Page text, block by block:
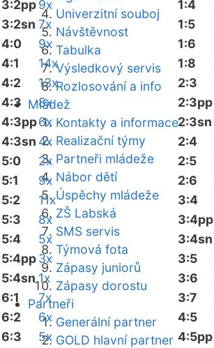
Univerzitní souboj
Návštěvnost
Tabulka
Výsledkový servis
Rozlosování a info
Mládež
Kontakty a informace
Realizační týmy
Partneři mládeže
Nábor dětí
Úspěchy mládeže
ZŠ Labská
SMS servis
Týmová fota
Zápasy juniorů
Zápasy dorostu
Partneři
Generální partner
GOLD hlavní partner
3:2pp9x
3:2sn 7x
4:0
9x
4:1
14x
4:2
13x
4:3
8x
4:3pp6x
4:3sn 4x
5:0
2x
5:1
9x
5:2
11x
5:3
8x
5:4
5x
5:4pp3x
5:4sn 1x
6:1
7x
6:2
6x
6:3
5x
1:4
1:5
1:6
1:8
2:3
2:3pp
2:3sn
2:4
2:5
2:6
3:4
3:4pp
3:4sn
3:5
3:6
3:7
4:5
4:5pp